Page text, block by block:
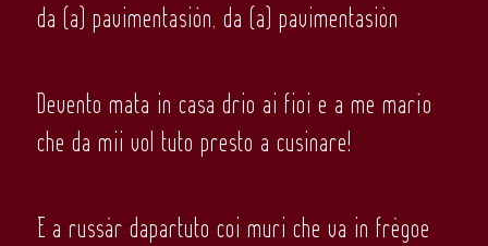
da (a) pavimentasiòn, da (a) pavimentasiòn
Devento mata in casa drio ai fioi e a me marìo
che da mii vol tuto presto a cusinare!
E a russàr dapartuto coi muri che va in frègoe